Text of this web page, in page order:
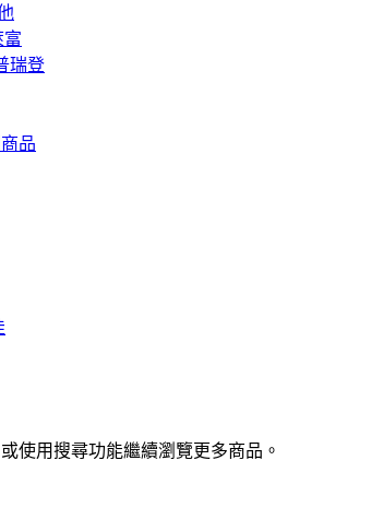
富
瑞登
品
使用搜尋功能繼續瀏覽更多商品。